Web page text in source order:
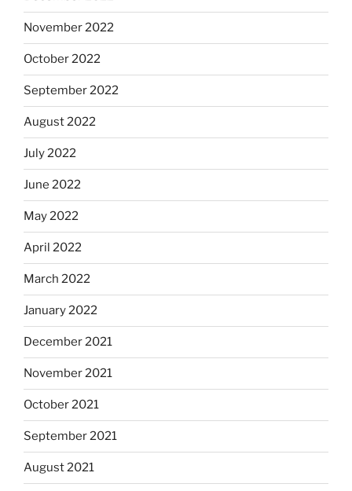
November 2022
October 2022
September 2022
August 2022
July 2022
June 2022
May 2022
April 2022
March 2022
January 2022
December 2021
November 2021
October 2021
September 2021
August 2021